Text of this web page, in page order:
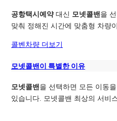
공항택시예약대신 모넷콜밴 을
맞춰 정해진 시간에 맞춤형 차량
콜벤차량 더보기
모넷콜밴이 특별한 이유
모넷콜밴 을 선택하면 모든 이동
있습니다. 모넷콜밴 최상의 서비